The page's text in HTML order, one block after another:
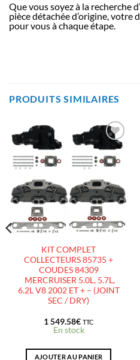
Que vous soyez à la recherche
pièce détachée d’origine,
pour vous à chaque étape.
PRODUITS SIMILAIRES
AJOUTER
À LA
LISTE
D’ENVIES
KIT COMPLET
COLLECTEURS 85735 +
COUDES 84309
MERCRUISER 5.0L, 5.7L,
6.2L V8 2002 ET + – (JOINT
SEC / DRY)
1 549.58€ TTC
En stock
AJOUTER AU PANIER